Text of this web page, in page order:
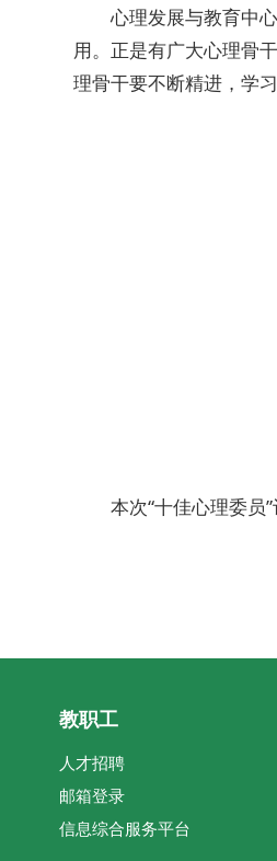
心理发展与教育中
用。正是有广大心理骨
理骨干要不断精进，学
本次“十佳心理委员
教职工
人才招聘
邮箱登录
信息综合服务平台